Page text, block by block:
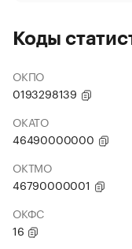
Коды
ОКПО
0193298139
ОКАТО
46490000000
ОКТМО
46790000001
ОКФС
16